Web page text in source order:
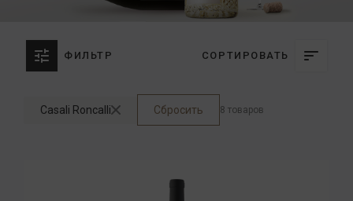
ФИЛЬТР СОРТИРОВАТЬ
Casali Roncalli Сбросить 8 товаров